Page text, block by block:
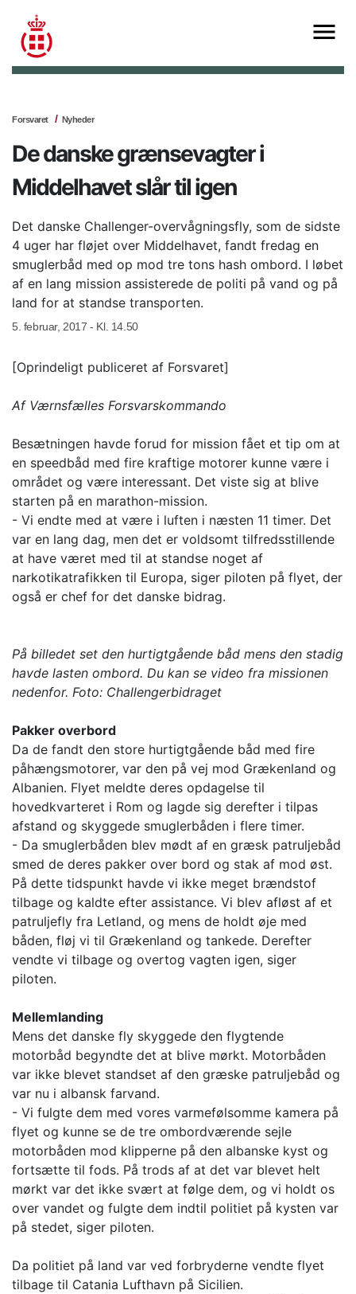
Forsvaret Nyheder
De danske grænsevagter i
Middelhavet slår til igen
Det danske Challenger-overvågningsfly, som de sidste
4 uger har fløjet over Middelhavet, fandt fredag en
smuglerbåd med op mod tre tons hash ombord. I løbet
af en lang mission assisterede de politi på vand og på
land for at standse transporten.
5. februar, 2017 - Kl. 14.50
[Oprindeligt publiceret af Forsvaret]
Af Værnsfælles Forsvarskommando
Besætningen havde forud for mission fået et tip om at
en speedbåd med fire kraftige motorer kunne være i
området og være interessant. Det viste sig at blive
starten på en marathon-mission.
- Vi endte med at være i luften i næsten 11 timer. Det
var en lang dag, men det er voldsomt tilfredsstillende
at have været med til at standse noget af
narkotikatrafikken til Europa, siger piloten på flyet, der
også er chef for det danske bidrag.
På billedet set den hurtigtgående båd mens den stadig
havde lasten ombord. Du kan se video fra missionen
nedenfor. Foto: Challengerbidraget
Pakker overbord
Da de fandt den store hurtigtgående båd med fire
påhængsmotorer, var den på vej mod Grækenland og
Albanien. Flyet meldte deres opdagelse til
hovedkvarteret i Rom og lagde sig derefter i tilpas
afstand og skyggede smuglerbåden i flere timer.
- Da smuglerbåden blev mødt af en græsk patruljebåd
smed de deres pakker over bord og stak af mod øst.
På dette tidspunkt havde vi ikke meget brændstof
tilbage og kaldte efter assistance. Vi blev afløst af et
patruljefly fra Letland, og mens de holdt øje med
båden, fløj vi til Grækenland og tankede. Derefter
vendte vi tilbage og overtog vagten igen, siger
piloten.
Mellemlanding
Mens det danske fly skyggede den flygtende
motorbåd begyndte det at blive mørkt. Motorbåden
var ikke blevet standset af den græske patruljebåd og
var nu i albansk farvand.
- Vi fulgte dem med vores varmefølsomme kamera på
flyet og kunne se de tre ombordværende sejle
motorbåden mod klipperne på den albanske kyst og
fortsætte til fods. På trods af at det var blevet helt
mørkt var det ikke svært at følge dem, og vi holdt os
over vandet og fulgte dem indtil politiet på kysten var
på stedet, siger piloten.
Da politiet på land var ved forbryderne vendte flyet
tilbage til Catania Lufthavn på Sicilien.